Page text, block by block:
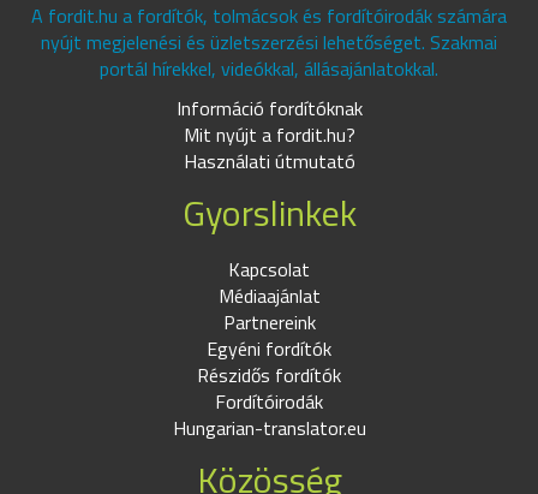
A fordit.hu a fordítók, tolmácsok és fordítóirodák számára
nyújt megjelenési és üzletszerzési lehetőséget. Szakmai
portál hírekkel, videókkal, állásajánlatokkal.
Információ fordítóknak
Mit nyújt a fordit.hu?
Használati útmutató
Gyorslinkek
Kapcsolat
Médiaajánlat
Partnereink
Egyéni fordítók
Részidős fordítók
Fordítóirodák
Hungarian-translator.eu
Közösség